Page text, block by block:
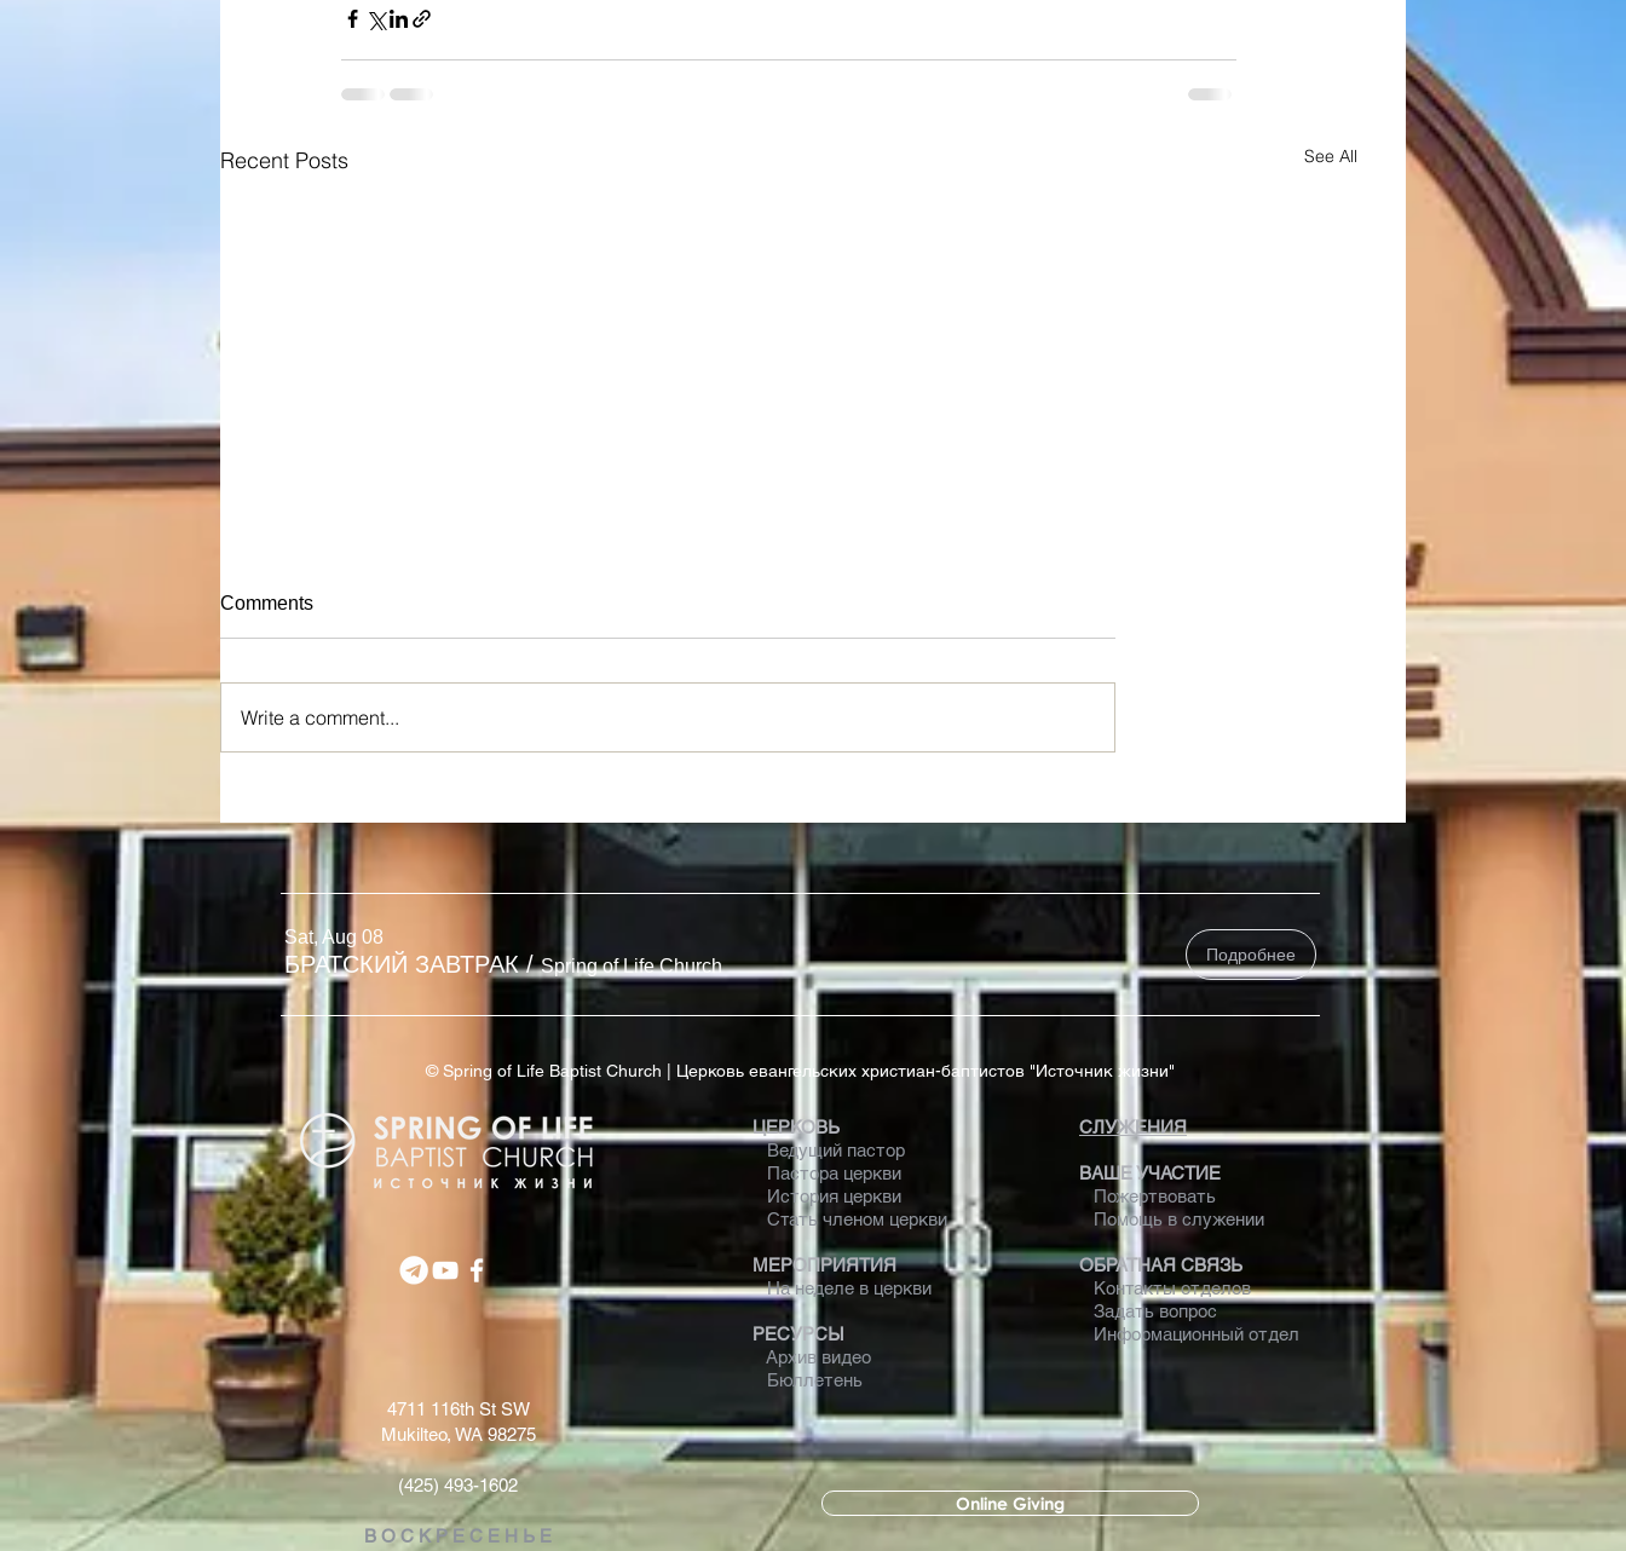
Recent Posts See All
МОЛОДЁЖНЫЙ ЛАГЕРЬ
Redemption"
КЕМПИНГ
Comments
Write a comment...
Sat, Aug 08
БРАТСКИЙ ЗАВТРАК/Spring of Life Church
Подробнее
© Spring of Life Baptist Church | Церковь евангельских христиан-баптистов "Источник жизни"
4711 116th St SW
Mukilteo, WA 98275
(425) 493-1602
В О С К Р Е С Е Н Ь Е
ЦЕРКОВЬ
Ведущий пастор
Пастора церкви
История церкви
Стать членом церкви
МЕРОПРИЯТИЯ
На неделе в церкви
РЕСУРСЫ
Архив видео
Бюллетень
СЛУЖЕНИЯ
ВАШЕ УЧАСТИЕ
Пожертвовать
Помощь в служении
ОБРАТНАЯ СВЯЗЬ
Контакты отделов
Задать вопрос
Информационный отдел
Online Giving